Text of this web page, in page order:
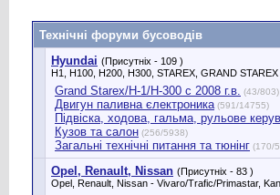
Технічні форуми бусоводів
Hyundai (Присутніх - 109 )
H1, H100, H200, H300, STAREX, GRAND
Grand Starex/H-1/H-300 с 2008 г.в. (43/803)
Двигун паливна єлектроника (591/14755)
Підвіска, ходова, гальма, рульове
Кузов та салон (256/5938)
Загальні технічні питання та тюнінг (170/
Opel, Renault, Nissan (Присутніх - 83 )
Opel, Renault, Nissan - Vivaro/Trafic/Primastar,